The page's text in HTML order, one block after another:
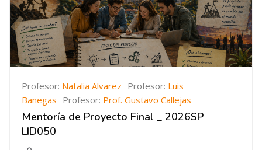
Profesor: Natalia Alvarez Profesor: Luis
Banegas Profesor: Prof. Gustavo Callejas
Mentoría de Proyecto Final _ 2026SP
LID050